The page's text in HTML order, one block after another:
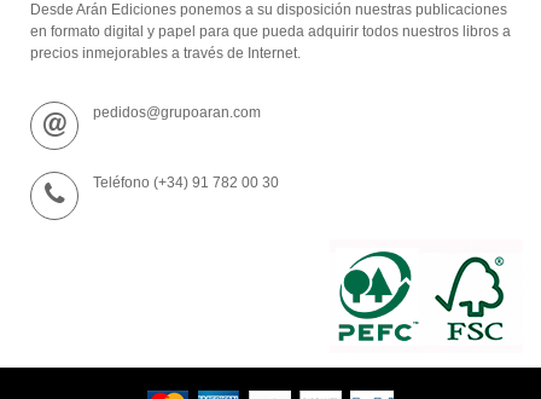
Desde Arán Ediciones ponemos a su disposición nuestras publicaciones
en formato digital y papel para que pueda adquirir todos nuestros libros a
precios inmejorables a través de Internet.
pedidos@grupoaran.com
Teléfono (+34) 91 782 00 30